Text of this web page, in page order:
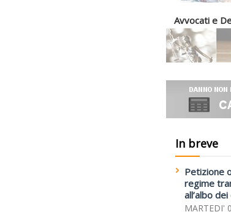
Avvocati e
In breve
Petizione
regime
all’albo
MARTEDI'